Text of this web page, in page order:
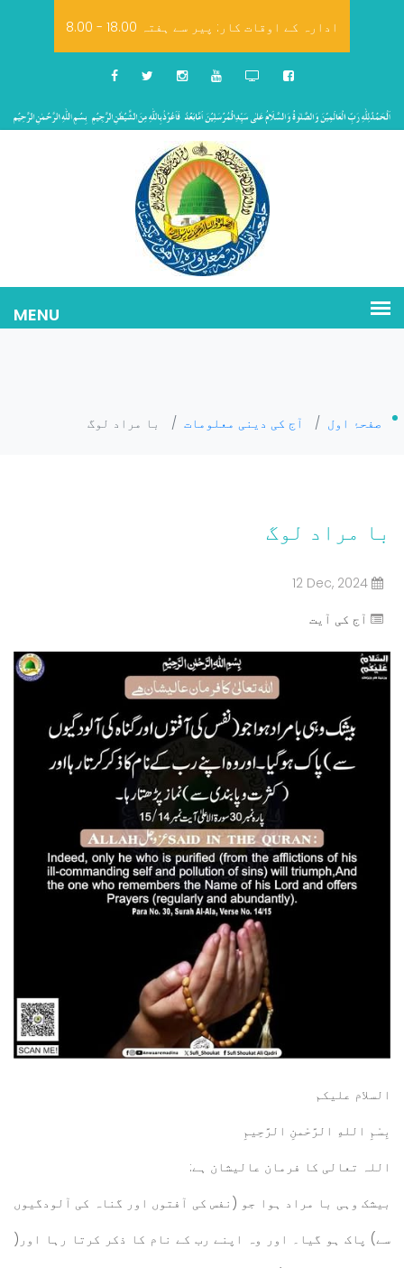
8.00 - 18.00 ادارہ کے اوقات کار: پیر سے ہفتہ
صفحۂ اول / آج کی دینی معلومات / با مراد لوگ
با مراد لوگ
12 Dec, 2024
آج کی آیت
السلام عليكم
بِسْمِ اللهِ الرَّحْمنِ الرَّحِيمِ
اللہ تعالی کا فرمان عالیشان ہے:
بیشک وہی با مراد ہوا جو (نفس کی آفتوں اور گناہ کی آلودگیوں
سے) پاک ہو گیا۔ اور وہ اپنے رب کے نام کا ذکر کرتا رہا اور(